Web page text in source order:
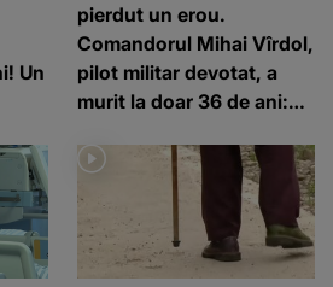
Un
pierdut un erou.
Comandorul Mihai Vîrdol,
pilot militar devotat, a
murit la doar 36 de ani: